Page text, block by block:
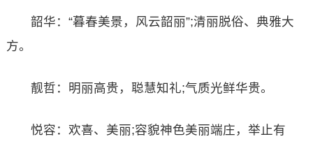
韶华：“暮春美景，风云韶丽”;清丽脱俗、典雅大
方。
靓哲：明丽高贵，聪慧知礼;气质光鲜华贵。
悦容：欢喜、美丽;容貌神色美丽端庄，举止有